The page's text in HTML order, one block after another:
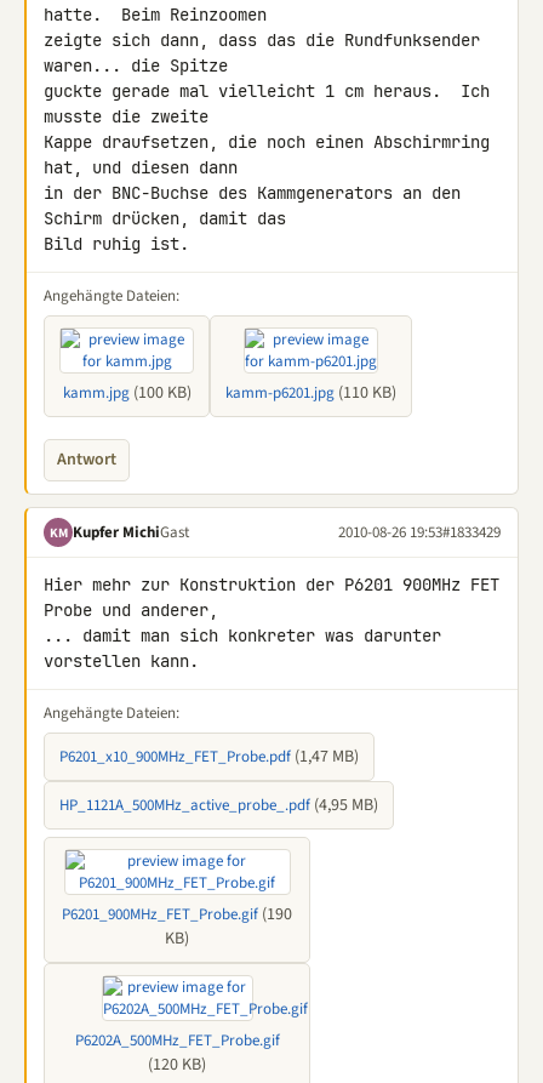
hatte.  Beim Reinzoomen
zeigte sich dann, dass das die Rundfunksender
waren... die Spitze
guckte gerade mal vielleicht 1 cm heraus.  Ich
musste die zweite
Kappe draufsetzen, die noch einen Abschirmring
hat, und diesen dann
in der BNC-Buchse des Kammgenerators an den
Schirm drücken, damit das
Bild ruhig ist.
Angehängte Dateien:
kamm.jpg(100 KB) kamm-p6201.jpg (110 KB)
Antwort
KM Kupfer MichiGast 2010-08-26 19:53#1833429
Hier mehr zur Konstruktion der P6201 900MHz FET
Probe und anderer,
... damit man sich konkreter was darunter
vorstellen kann.
Angehängte Dateien:
P6201_x10_900MHz_FET_Probe.pdf (1,47 MB)
HP_1121A_500MHz_active_probe_.pdf (4,95 MB)
P6201_900MHz_FET_Probe.gif (190
KB)
P6202A_500MHz_FET_Probe.gif
(120 KB)